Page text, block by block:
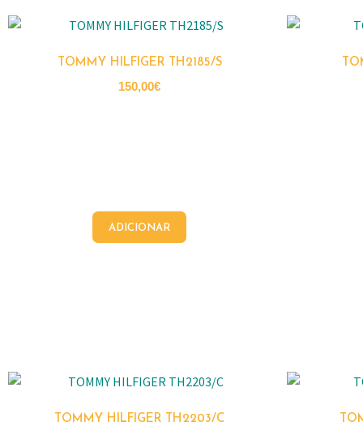
TOMMY HILFIGER TH2185/S
150,00€
ADICIONAR
TOMMY HILFIGER TH2203/C